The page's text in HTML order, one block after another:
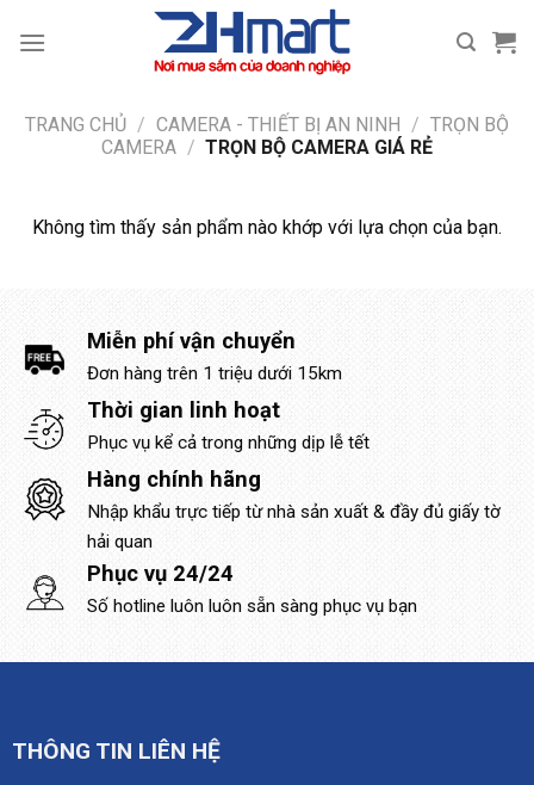
qua
TRANG CHỦ / CAMERA - THIẾT BỊ AN NINH / TRỌN BỘ
CAMERA / TRỌN BỘ CAMERA GIÁ RẺ
Không tìm thấy sản phẩm nào khớp với lựa chọn của bạn.
Miễn phí vận chuyển
Đơn hàng trên 1 triệu dưới 15km
Thời gian linh hoạt
Phục vụ kể cả trong những dịp lễ tết
Hàng chính hãng
Nhập khẩu trực tiếp từ nhà sản xuất & đầy đủ giấy tờ
hải quan
Phục vụ 24/24
Số hotline luôn luôn sẵn sàng phục vụ bạn
THÔNG TIN LIÊN HỆ